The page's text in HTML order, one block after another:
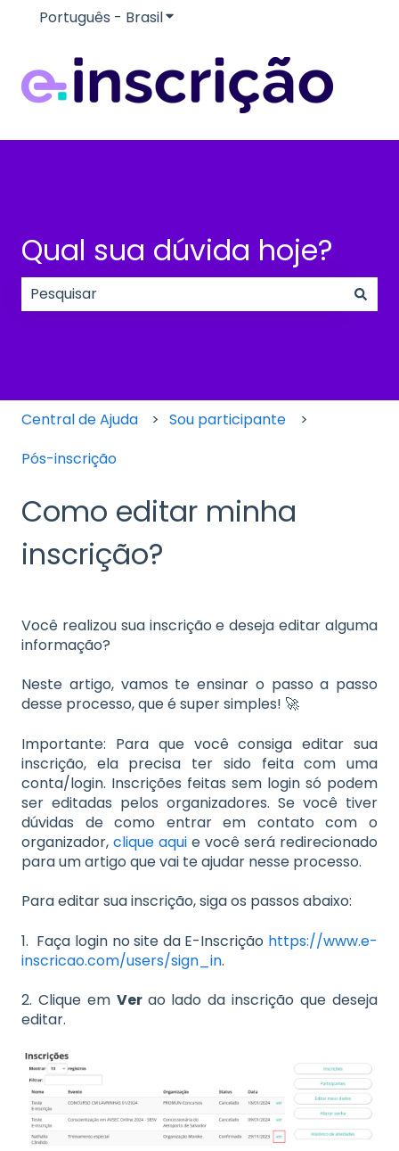
Português - BrasilMostrar submenu para traduções
Qual sua dúvida hoje?
Central de Ajuda
Sou participante
Pós-inscrição
Como editar minha
inscrição?
Você realizou sua inscrição e deseja editar alguma
informação?
Neste artigo, vamos te ensinar o passo a passo
desse processo, que é super simples! 🚀
Importante: Para que você consiga editar sua
inscrição, ela precisa ter sido feita com uma
conta/login. Inscrições feitas sem login só podem
ser editadas pelos organizadores. Se você tiver
dúvidas de como entrar em contato com o
organizador, clique aqui e você será redirecionado
para um artigo que vai te ajudar nesse processo.
Para editar sua inscrição, siga os passos abaixo:
1. Faça login no site da E-Inscrição https://www.e-
inscricao.com/users/sign_in.
2. Clique em Ver ao lado da inscrição que deseja
editar.